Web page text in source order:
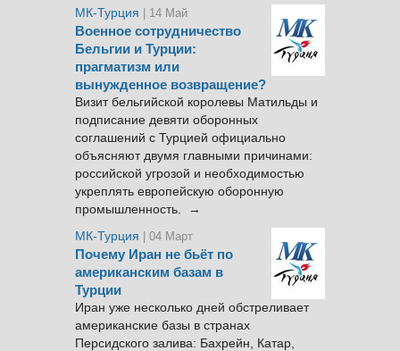
МК-Турция | 14 Май
Военное сотрудничество
Бельгии и Турции:
прагматизм или
вынужденное возвращение?
Визит бельгийской королевы Матильды и
подписание девяти оборонных
соглашений с Турцией официально
объясняют двумя главными причинами:
российской угрозой и необходимостью
укреплять европейскую оборонную
промышленность. →
МК-Турция
| 04 Март
Почему Иран не бьёт по
американским базам в
Турции
Иран уже несколько дней обстреливает
американские базы в странах
Персидского залива: Бахрейн, Катар,